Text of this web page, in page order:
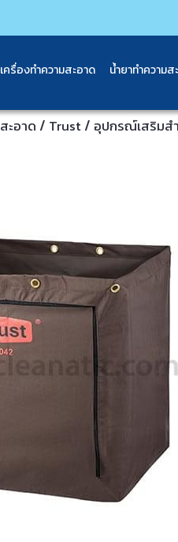
เครื่องทำความสะอาด น้ำยาทำความส
ะอาด / Trust/ อุปกรณ์เสริมส